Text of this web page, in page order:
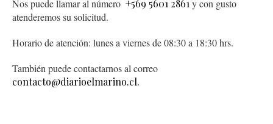
Nos puede llamar al número +569 5601 2861 y con gusto
atenderemos su solicitud.
Horario de atención: lunes a viernes de 08:30 a 18:30 hrs.
También puede contactarnos al correo
contacto@diarioelmarino.cl.